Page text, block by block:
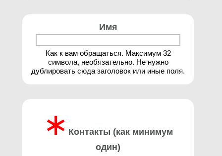
Имя
Как к вам обращаться. Максимум 32
символа, необязательно. Не нужно
дублировать сюда заголовок или иные поля.
∗ Контакты (как минимум
один)